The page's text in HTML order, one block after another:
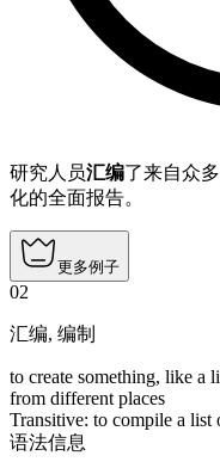
研究人员汇编了来自众
化的全面报告。
更多例子
02
汇编, 编制
to create something, like a
from different places
Transitive: to compile a list
语法信息